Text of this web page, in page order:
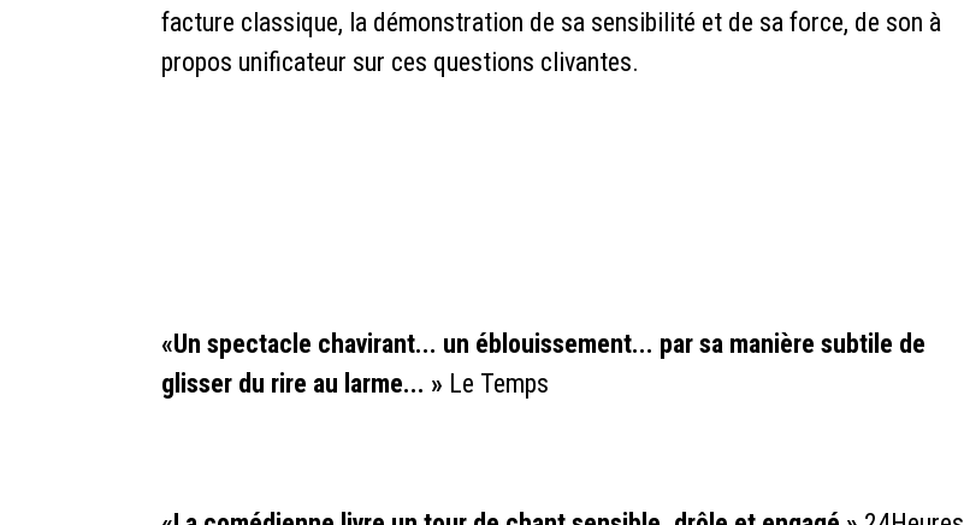
facture classique, la démonstration de sa sensibilité et de sa force, de son à
propos unificateur sur ces questions clivantes.
«Un spectacle chavirant... un éblouissement... par sa manière subtile de
glisser du rire au larme... » Le Temps